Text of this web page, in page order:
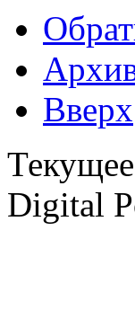
Вверх
Digital